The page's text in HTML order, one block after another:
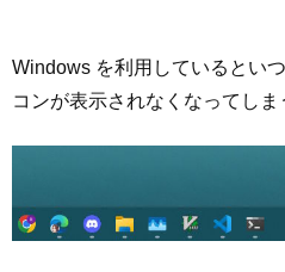
Windows を利用しているとい
コンが表示されなくなってしま